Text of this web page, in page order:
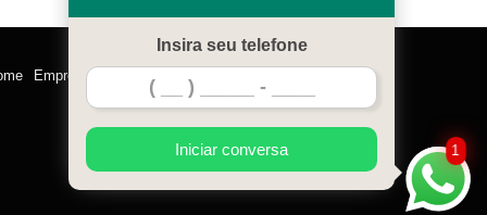
Empresa Serviços
1
Insira seu telefone
Iniciar conversa